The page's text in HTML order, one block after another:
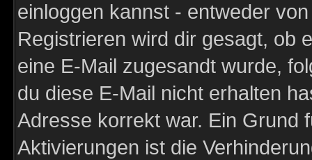
einloggen kannst - entweder
Registrieren wird dir gesagt, ob
eine E-Mail zugesandt wurde,
du diese E-Mail nicht erhalten
Adresse korrekt war. Ein Grund
Aktivierungen ist die